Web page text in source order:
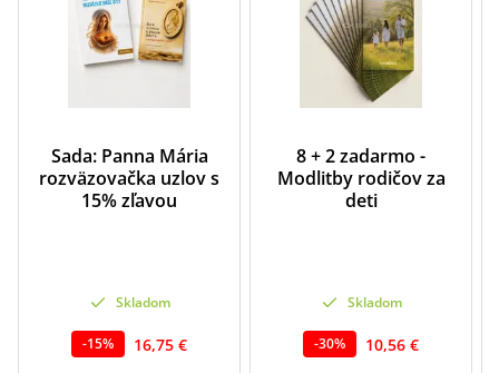
Sada: Panna Mária
rozväzovačka uzlov s
15% zľavou
Skladom
-15% 16,75 €
8 + 2 zadarmo -
Modlitby rodičov za
deti
Skladom
-30% 10,56 €